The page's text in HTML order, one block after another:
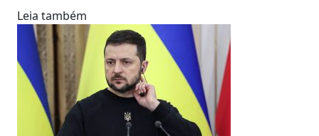
Leia também